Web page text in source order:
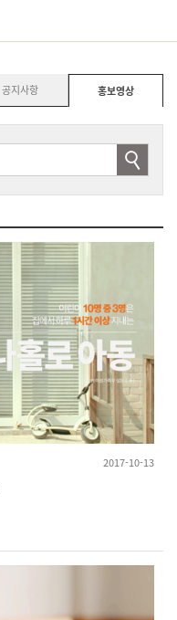
공지사항 홍보영상
2017-10-13